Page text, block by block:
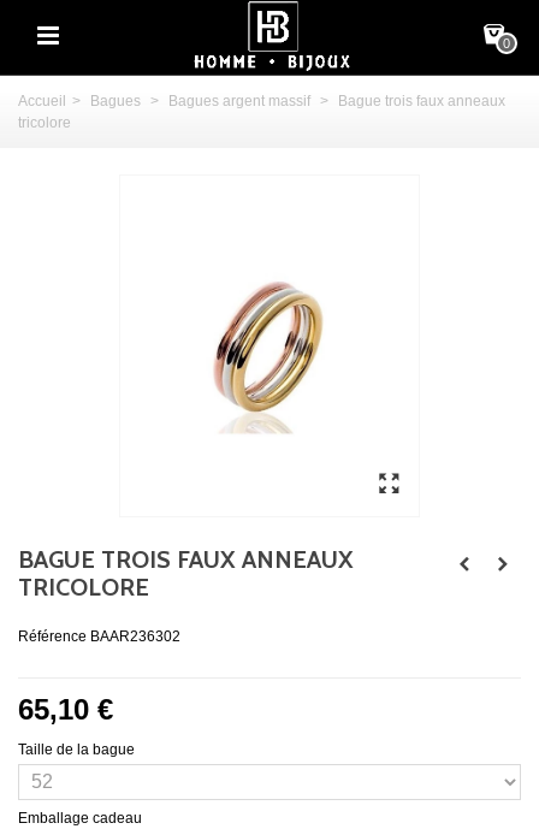
0
Accueil > Bagues > Bagues argent massif >
Bague trois faux anneaux
tricolore
BAGUE TROIS FAUX ANNEAUX
TRICOLORE
Référence BAAR236302
65,10 €
Taille de la bague
Emballage cadeau